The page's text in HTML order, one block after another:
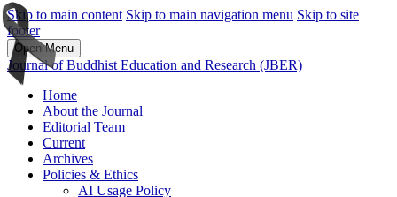
Skip to main content Skip to main navigation menu Skip to site
footer
Open Menu
Journal of Buddhist Education and Research (JBER)
Home
About the Journal
Editorial Team
Current
Archives
Policies & Ethics
AI Usage Policy